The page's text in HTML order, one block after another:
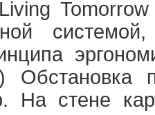
Tomorrow
Обстановка
На стене